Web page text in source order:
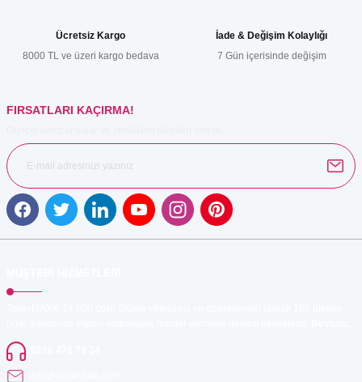
Ücretsiz Kargo
8000 TL ve üzeri kargo bedava
İade & Değişim Kolaylığı
7 Gün içerisinde değişim
FIRSATLARI KAÇIRMA!